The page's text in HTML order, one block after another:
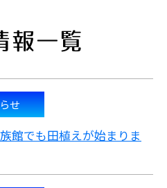
報一覧
せ
館でも田植えが始まりま